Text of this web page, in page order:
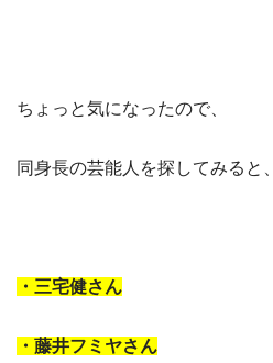
ちょっと気になったので、
同身長の芸能人を探してみると、
・三宅健さん
・藤井フミヤさん